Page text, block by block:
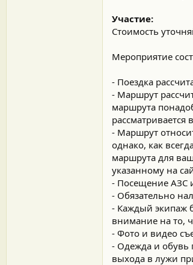
Участие:
Стоимость
Мероприятие
- Поездка
- Маршрут
маршрута
- Маршрут
однако, как
маршрута для
указанному на
- Посещение АЗС
- Обязательно
- Каждый экипаж
внимание на то,
- Фото и видео
- Одежда и обувь
выхода в лужи